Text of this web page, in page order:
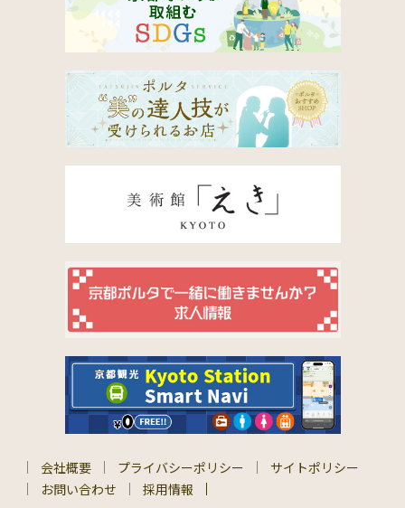
会社概要 プライバシーポリシー
サイトポリシー
お問い合わせ
採用情報